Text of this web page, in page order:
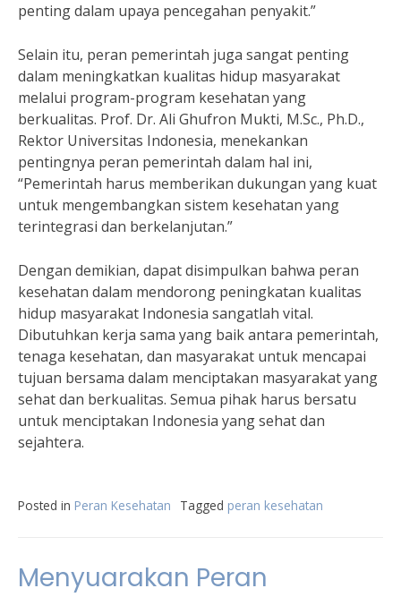
penting dalam upaya pencegahan penyakit.”
Selain itu, peran pemerintah juga sangat penting
dalam meningkatkan kualitas hidup masyarakat
melalui program-program kesehatan yang
berkualitas. Prof. Dr. Ali Ghufron Mukti, M.Sc., Ph.D.,
Rektor Universitas Indonesia, menekankan
pentingnya peran pemerintah dalam hal ini,
“Pemerintah harus memberikan dukungan yang kuat
untuk mengembangkan sistem kesehatan yang
terintegrasi dan berkelanjutan.”
Dengan demikian, dapat disimpulkan bahwa peran
kesehatan dalam mendorong peningkatan kualitas
hidup masyarakat Indonesia sangatlah vital.
Dibutuhkan kerja sama yang baik antara pemerintah,
tenaga kesehatan, dan masyarakat untuk mencapai
tujuan bersama dalam menciptakan masyarakat yang
sehat dan berkualitas. Semua pihak harus bersatu
untuk menciptakan Indonesia yang sehat dan
sejahtera.
Posted in Peran Kesehatan Tagged peran kesehatan
Menyuarakan Peran